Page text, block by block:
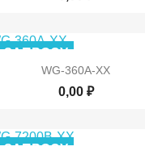
Быстрый просмотр
WG-360A-XX
0,00 ₽
ЗАПРОСУ
ЗАПРОСУ